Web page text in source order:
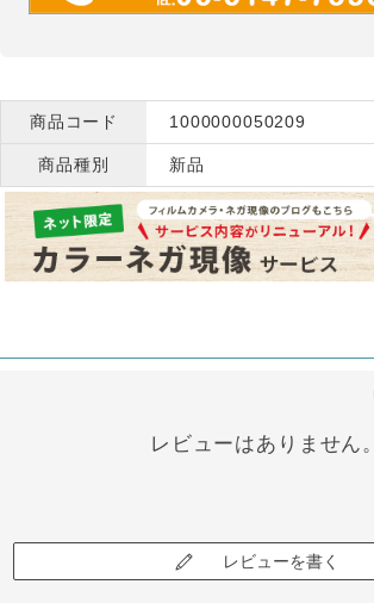
商品コード 1000000050209
商品種別 新品
レビューはありません。
レビューを書く